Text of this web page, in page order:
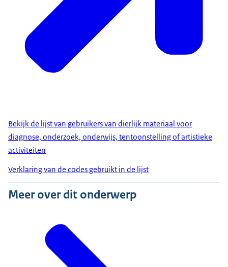
Bekijk de lijst van gebruikers van dierlijk materiaal voor
diagnose, onderzoek, onderwijs, tentoonstelling of artistieke
activiteiten
Verklaring van de codes gebruikt in de lijst
Meer over dit onderwerp